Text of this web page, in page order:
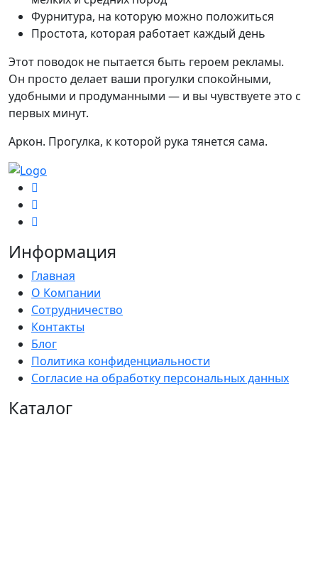
Фурнитура, на которую можно положиться
Простота, которая работает каждый день
Этот поводок не пытается быть героем рекламы.
Он просто делает ваши прогулки спокойными,
удобными и продуманными — и вы чувствуете это с
первых минут.
Аркон. Прогулка, к которой рука тянется сама.
Информация
Главная
О Компании
Сотрудничество
Контакты
Блог
Политика конфиденциальности
Согласие на обработку персональных данных
Каталог